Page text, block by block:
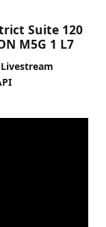
Suite 120
M5G 1 L7
Livestream